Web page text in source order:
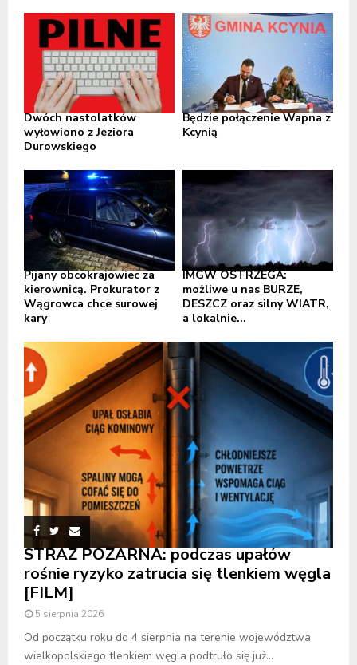
Dwóch nastolatków
wyłowiono z Jeziora
Durowskiego
Będzie połączenie Wapna z
Kcynią
Pijany obcokrajowiec za
kierownicą. Prokurator z
Wągrowca chce surowej
kary
IMGW OSTRZEGA:
możliwe u nas BURZE,
DESZCZ oraz silny WIATR,
a lokalnie...
STRAŻ POŻARNA: podczas upałów
rośnie ryzyko zatrucia się tlenkiem węgla
[FILM]
5 sierpnia 2026
Od początku roku do 4 sierpnia na terenie województwa
wielkopolskiego tlenkiem węgla podtruło się już...